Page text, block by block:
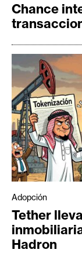
Chance
Adopción
Tether
Hadron